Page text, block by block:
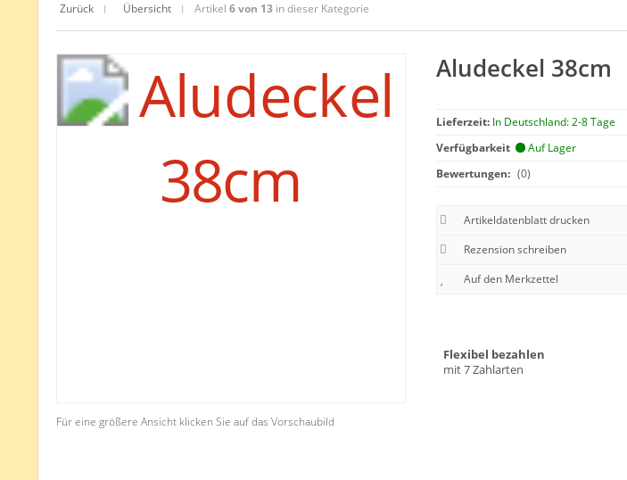
Zurück | Übersicht | Artikel 6 von 13 in dieser Kategorie
Für eine größere Ansicht klicken Sie auf das Vorschaubild
Aludeckel 38cm
Lieferzeit: In Deutschland: 2-8 Tage
Verfügbarkeit
Auf Lager
Bewertungen: (0)
Artikeldatenblatt drucken
Rezension schreiben
Flexibel bezahlen
mit 7 Zahlarten